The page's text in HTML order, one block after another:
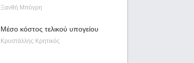
Ξανθή Μπόγρη
Μέσο κόστος τελικού υπογείου
Κρυστάλλης Κρητικός